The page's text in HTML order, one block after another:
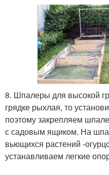
8. Шпалеры для высокой
грядке рыхлая, то
поэтому закрепляем
с садовым ящиком. На
вьющихся растений -
устанавливаем легкие